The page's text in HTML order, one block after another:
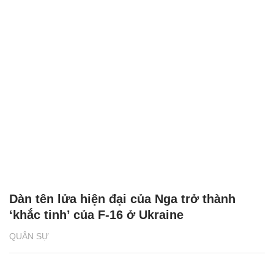
QUÂN SỰ
Dàn tên lửa hiện đại của Nga trở thành
‘khắc tinh’ của F-16 ở Ukraine